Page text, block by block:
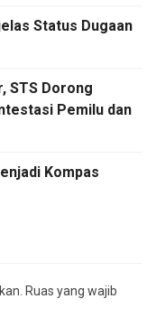
Status Dugaan
STS Dorong
Pemilu dan
Kompas
Ruas yang wajib